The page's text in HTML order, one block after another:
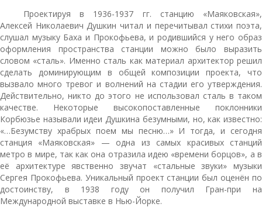
Проектируя в 1936-1937 гг. станцию «Маяковская»,
Алексей Николаевич Душкин читал и перечитывал стихи поэта,
слушал музыку Баха и Прокофьева, и родившийся у него образ
оформления пространства станции можно было выразить
словом «сталь». Именно сталь как материал архитектор решил
сделать доминирующим в общей композиции проекта, что
вызвало много тревог и волнений на стадии его утверждения.
Действительно, никто до этого не использовал сталь в таком
качестве. Некоторые высокопоставленные поклонники
Корбюзье называли идеи Душкина безумными, но, как известно:
«…Безумству храбрых поем мы песню…» И тогда, и сегодня
станция «Маяковская» — одна из самых красивых станций
метро в мире, так как она отразила идею «времени борцов», а в
её архитектуре явственно звучат «стальные звуки» музыки
Сергея Прокофьева. Уникальный проект станции был оценён по
достоинству, в 1938 году он получил Гран-при на
Международной выставке в Нью-Йорке.